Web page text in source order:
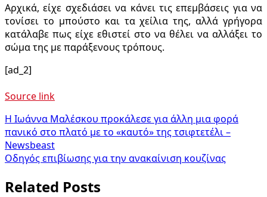
Αρχικά, είχε σχεδιάσει να κάνει τις επεμβάσεις για να
τονίσει το μπούστο και τα χείλια της, αλλά γρήγορα
κατάλαβε πως είχε εθιστεί στο να θέλει να αλλάξει το
σώμα της με παράξενους τρόπους.
[ad_2]
Source link
Πλοήγηση
άρθρων
Η Ιωάννα Μαλέσκου προκάλεσε για άλλη μια φορά
πανικό στο πλατό με το «καυτό» της τσιφτετέλι –
Newsbeast
Οδηγός επιβίωσης για την ανακαίνιση κουζίνας
Related Posts